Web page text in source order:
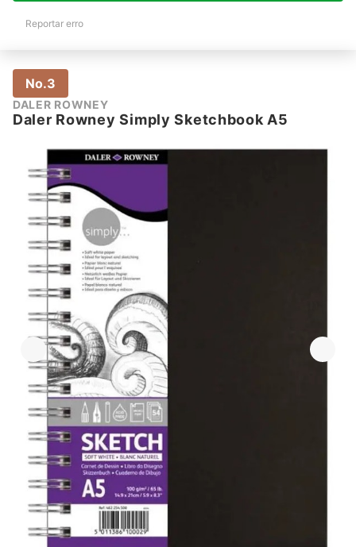
Reportar erro
No.3
DALER ROWNEY
Daler Rowney Simply Sketchbook A5